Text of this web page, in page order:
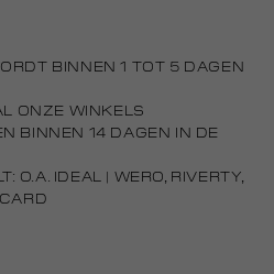
BINNEN 1 TOT 5 DAGEN
ONZE WINKELS
BINNEN 14 DAGEN IN DE
O.A. IDEAL | WERO, RIVERTY,